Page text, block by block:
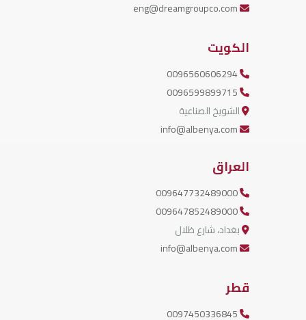
الكويت
الشويخ الصناعية
العراق
بغداد، شارع ظلال
قطر